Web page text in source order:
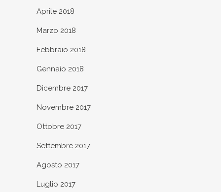
Aprile 2018
Marzo 2018
Febbraio 2018
Gennaio 2018
Dicembre 2017
Novembre 2017
Ottobre 2017
Settembre 2017
Agosto 2017
Luglio 2017